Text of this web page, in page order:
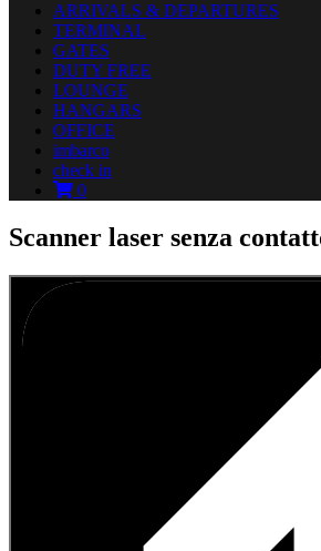
ARRIVALS & DEPARTURES
TERMINAL
GATES
DUTY FREE
LOUNGE
HANGARS
OFFICE
imbarco
check in
0
Scanner laser senza